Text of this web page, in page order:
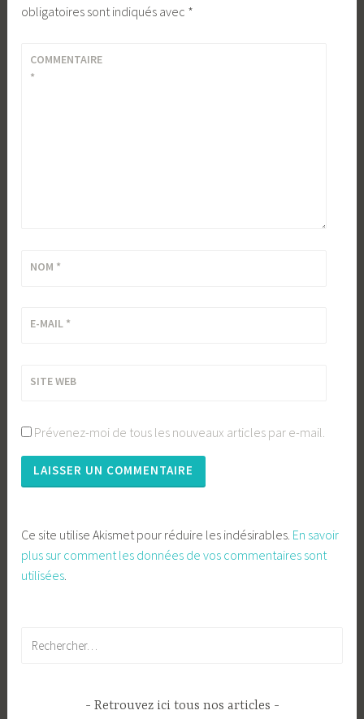
obligatoires sont indiqués avec *
COMMENTAIRE
*
NOM *
E-MAIL *
SITE WEB
Prévenez-moi de tous les nouveaux articles par e-mail.
Ce site utilise Akismet pour réduire les indésirables. En savoir
plus sur comment les données de vos commentaires sont
utilisées
Retrouvez ici tous nos articles